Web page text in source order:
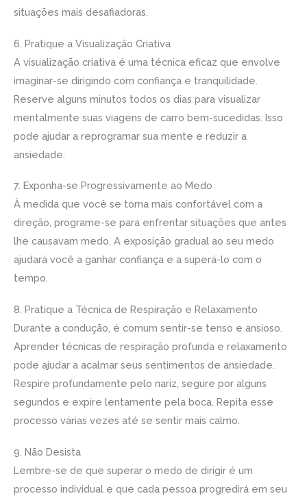
situações mais desafiadoras.
6. Pratique a Visualização Criativa
A visualização criativa é uma técnica eficaz que envolve
imaginar-se dirigindo com confiança e tranquilidade.
Reserve alguns minutos todos os dias para visualizar
mentalmente suas viagens de carro bem-sucedidas. Isso
pode ajudar a reprogramar sua mente e reduzir a
ansiedade.
7. Exponha-se Progressivamente ao Medo
À medida que você se torna mais confortável com a
direção, programe-se para enfrentar situações que antes
lhe causavam medo. A exposição gradual ao seu medo
ajudará você a ganhar confiança e a superá-lo com o
tempo.
8. Pratique a Técnica de Respiração e Relaxamento
Durante a condução, é comum sentir-se tenso e ansioso.
Aprender técnicas de respiração profunda e relaxamento
pode ajudar a acalmar seus sentimentos de ansiedade.
Respire profundamente pelo nariz, segure por alguns
segundos e expire lentamente pela boca. Repita esse
processo várias vezes até se sentir mais calmo.
9. Não Desista
Lembre-se de que superar o medo de dirigir é um
processo individual e que cada pessoa progredirá em seu